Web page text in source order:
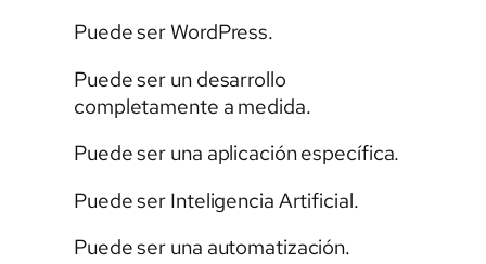
Puede ser WordPress.
Puede ser un desarrollo
completamente a medida.
Puede ser una aplicación específica.
Puede ser Inteligencia Artificial.
Puede ser una automatización.